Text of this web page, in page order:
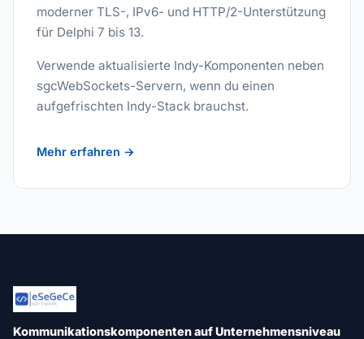
moderner TLS-, IPv6- und HTTP/2-Unterstützung
für Delphi 7 bis 13.
Verwende aktualisierte Indy-Komponenten neben
sgcWebSockets-Servern, wenn du einen
aufgefrischten Indy-Stack brauchst.
Mehr erfahren →
Kommunikationskomponenten auf Unternehmensniveau